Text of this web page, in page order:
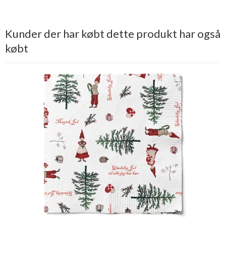
Kunder der har købt dette produkt har også
købt